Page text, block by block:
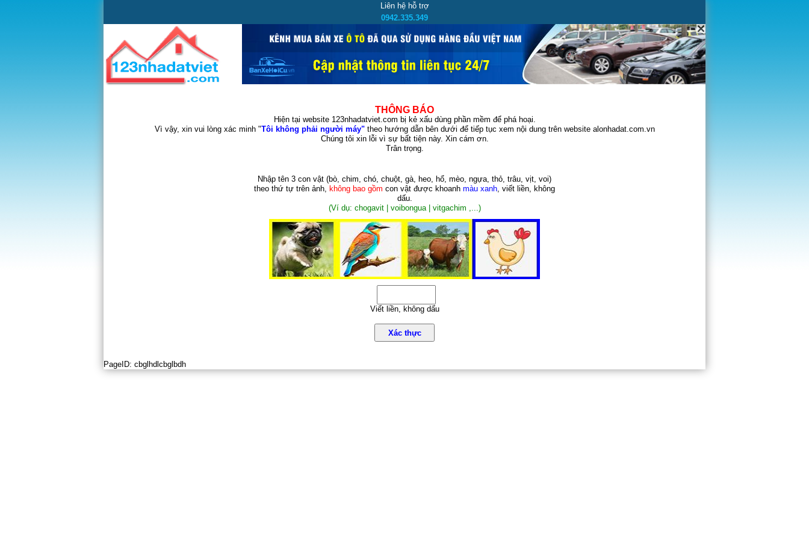
Liên hệ hỗ trợ
0942.335.349
THÔNG BÁO
Hiện tại website 123nhadatviet.com bị kẻ xấu dùng phần mềm để phá hoại.
Vì vậy, xin vui lòng xác minh "Tôi không phải người máy"theo hướng dẫn bên dưới để tiếp tục xem nội dung trên website alonhadat.com.vn
Chúng tôi xin lỗi vì sự bất tiện này. Xin cám ơn.
Trân trọng.
Nhập tên 3 con vật (bò, chim, chó, chuột, gà, heo, hổ, mèo, ngựa, thỏ, trâu, vịt, voi)
theo thứ tự trên ảnh, không bao gồm con vật được khoanh màu xanh, viết liền, không
dấu.
(Ví dụ: chogavit | voibongua | vitgachim ,...)
Viết liền, không dấu
Xác thực
PageID: cbglhdlcbglbdh